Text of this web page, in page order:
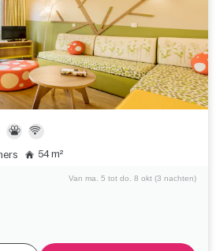
54 m²
Van ma. 5 tot do. 8 okt (3 nachten)